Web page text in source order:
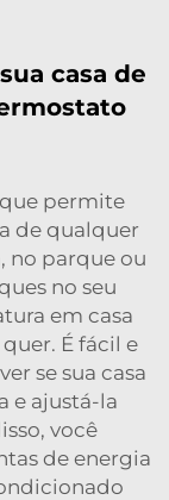
casa de
permite
de qualquer
no parque ou
no seu
em casa
É fácil e
se sua casa
e ajustá-la
você
de energia